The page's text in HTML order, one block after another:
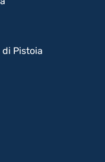
Pistoia